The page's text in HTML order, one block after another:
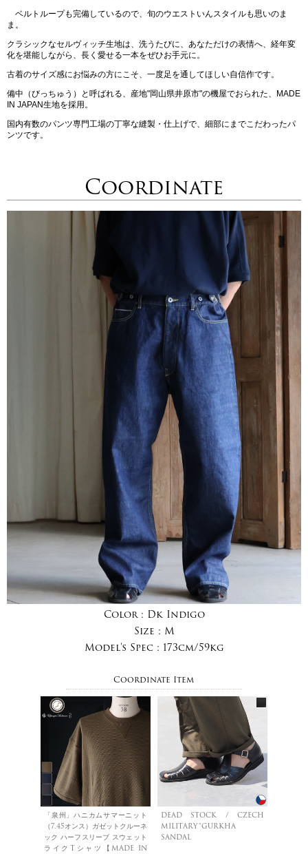
ベルトループも完備しているので、旬のウエストいんスタイルも思いのま
ま。
クラシックなセルヴィッチ生地は、洗うたびに、あなただけの表情へ、経年変
化を堪能しながら、長く愛せる一本をぜひお手元に。
古着のサイズ感にお悩みの方にこそ、一度足を通してほしい自信作です。
備中（びっちゅう）と呼ばれる、産地"岡山県井原市"の機屋でおられた、MADE
IN JAPAN生地を採用。
国内有数のパンツ専門工場の丁寧な縫製・仕上げで、細部にまでこだわったパ
ンツです。
Coordinate
Color : Dk Indigo
Size : M
Model's Spec : 173cm/59kg
Coordinate Item
「泉州」ハニカムサマーニット
（7.45オンス）ガゼットクルーネ
ック ハーフスリーブ スウェット
ライクTシャツ【MADE IN
DEAD STOCK / CZECH
MILITARY”GURKHA
SANDAL